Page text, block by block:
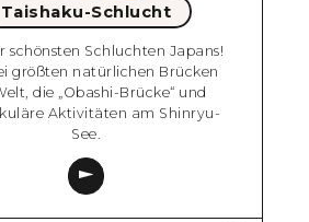
Taishaku-Schlucht
schönsten Schluchten Japans!
größten natürlichen Brücken
die „Obashi-Brücke“ und
Aktivitäten am Shinryu-
See.